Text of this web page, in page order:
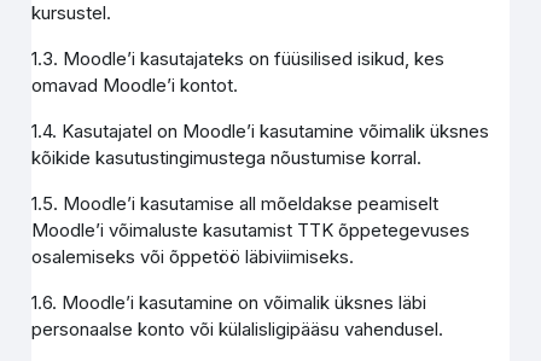
kursustel.
1.3. Moodle’i kasutajateks on füüsilised isikud, kes
omavad Moodle’i kontot.
1.4. Kasutajatel on Moodle’i kasutamine võimalik üksnes
kõikide kasutustingimustega nõustumise korral.
1.5. Moodle’i kasutamise all mõeldakse peamiselt
Moodle’i võimaluste kasutamist TTK õppetegevuses
osalemiseks või õppetöö läbiviimiseks.
1.6. Moodle’i kasutamine on võimalik üksnes läbi
personaalse konto või külalisligipääsu vahendusel.